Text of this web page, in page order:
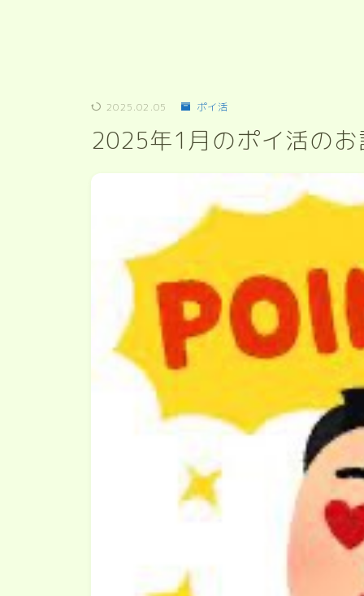
2025.02.05 ポイ活
2025年1月のポイ活の